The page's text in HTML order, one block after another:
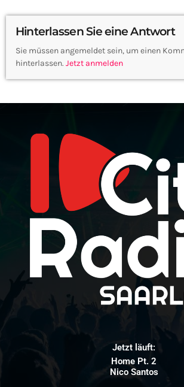
Hinterlassen Sie eine Antwort
Sie müssen angemeldet sein, um einen
hinterlassen. Jetzt anmelden
Jetzt läuft:
Home Pt. 2
Nico Santos